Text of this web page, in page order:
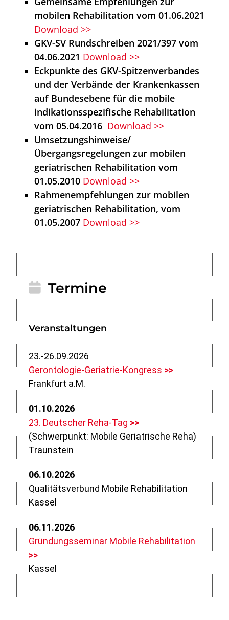
mobilen Rehabilitation vom 01.06.2021
Download >>
GKV-SV Rundschreiben 2021/397 vom
04.06.2021 Download >>
Eckpunkte des GKV-Spitzenverbandes
und der Verbände der Krankenkassen
auf Bundesebene für die mobile
indikationsspezifische Rehabilitation
vom 05.04.2016 Download >>
Umsetzungshinweise/
Übergangsregelungen zur mobilen
geriatrischen Rehabilitation vom
01.05.2010 Download >>
Rahmenempfehlungen zur mobilen
geriatrischen Rehabilitation, vom
01.05.2007 Download >>
Termine
Veranstaltungen
23.-26.09.2026
Gerontologie-Geriatrie-Kongress >>
Frankfurt a.M.
01.10.2026
23. Deutscher Reha-Tag >>
(Schwerpunkt: Mobile Geriatrische Reha)
Traunstein
06.10.2026
Qualitätsverbund Mobile Rehabilitation
Kassel
06.11.2026
Gründungsseminar Mobile Rehabilitation
>>
Kassel